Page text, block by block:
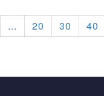
... 20 30 40